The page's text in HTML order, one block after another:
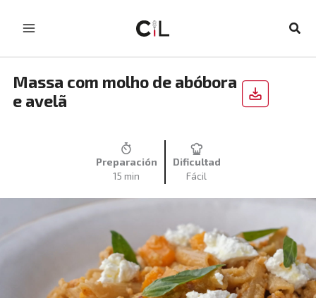
Massa com molho de abóbora
e avelã
Preparación
15 min
Dificultad
Fácil